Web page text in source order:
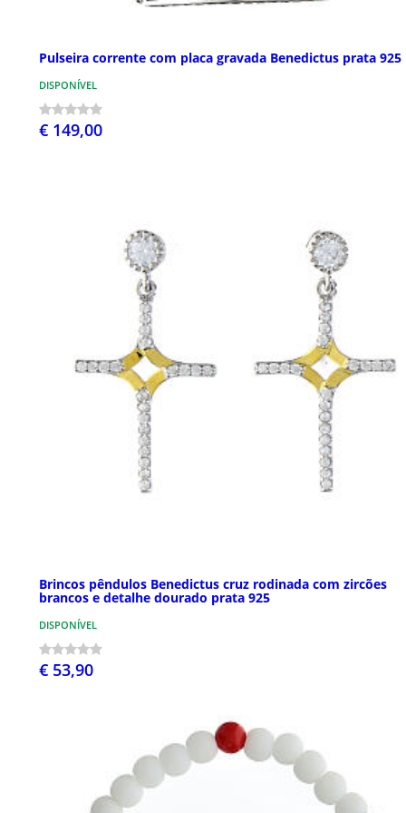
Pulseira corrente com placa gravada Benedictus prata 925
DISPONÍVEL
€ 149,00
Brincos pêndulos Benedictus cruz rodinada com zircões
brancos e detalhe dourado prata 925
DISPONÍVEL
€ 53,90